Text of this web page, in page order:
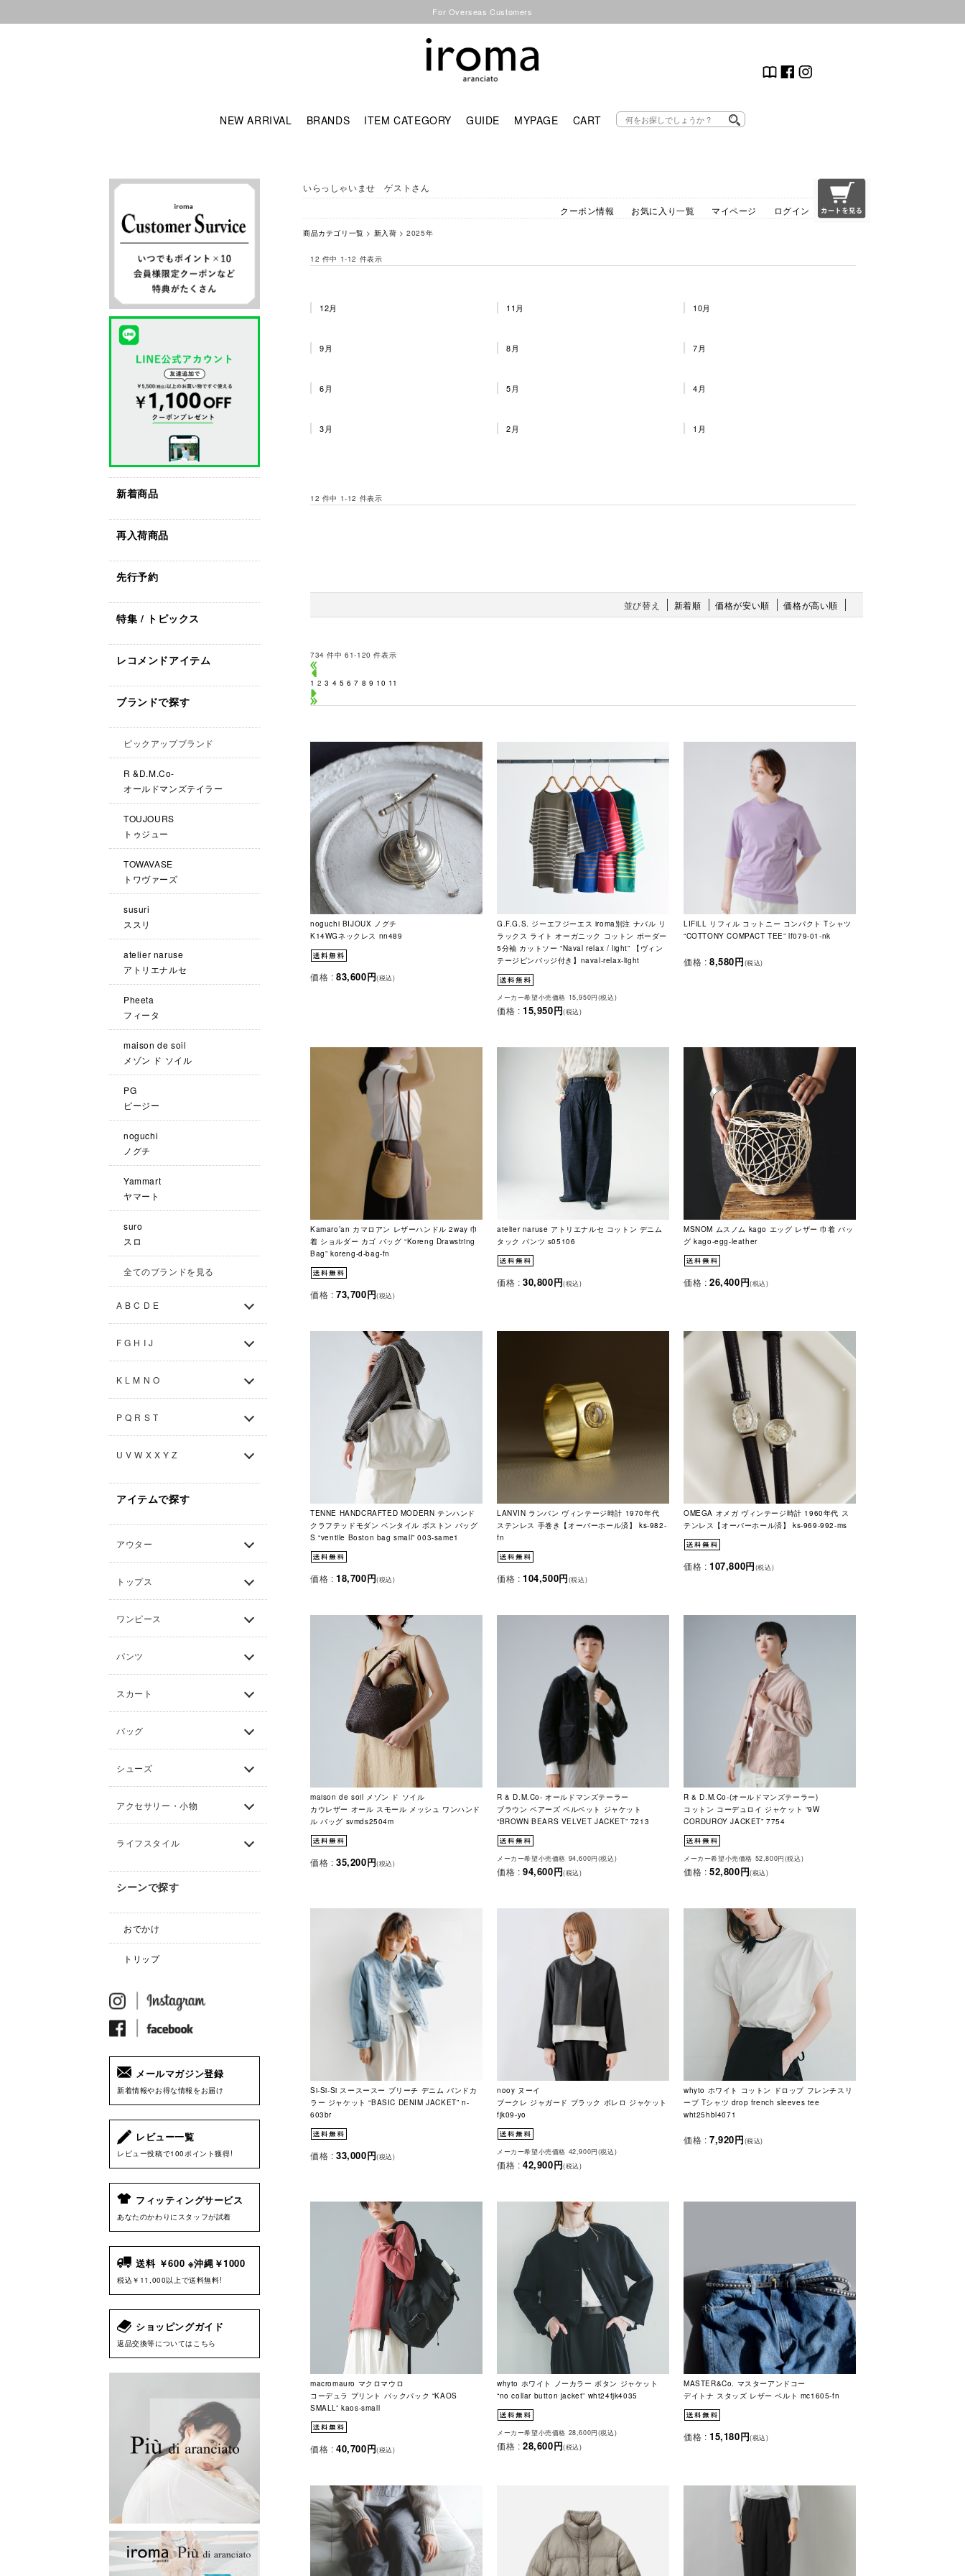
For Overseas Customers
NEW ARRIVAL BRANDS ITEM CATEGORY GUIDE MYPAGE CART
新着商品
再入荷商品
先行予約
特集 / トピックス
レコメンドアイテム
ブランドで探す
ピックアップブランド
R &D.M.Co-
オールドマンズテイラー
TOUJOURS
トゥジュー
TOWAVASE
トワヴァーズ
susuri
ススリ
atelier naruse
アトリエナルセ
Pheeta
フィータ
maison de soil
メゾン ド ソイル
PG
ピージー
noguchi
ノグチ
Yammart
ヤマート
suro
スロ
全てのブランドを見る
A B C D E
F G H I J
K L M N O
P Q R S T
U V W X X Y Z
アイテムで探す
アウター
トップス
ワンピース
パンツ
スカート
バッグ
シューズ
アクセサリー・小物
ライフスタイル
シーンで探す
おでかけ
トリップ
メールマガジン登録
新着情報やお得な情報をお届け
レビュー一覧
レビュー投稿で100ポイント獲得!
フィッティングサービス
あなたのかわりにスタッフが試着
送料 ￥600 ※沖縄￥1000
税込￥11,000以上で送料無料!
ショッピングガイド
返品交換等についてはこちら
いらっしゃいませ ゲストさん
クーポン情報
お気に入り一覧 マイページ ログイン
商品カテゴリ一覧 > 新入荷 > 2025年
12 件中 1-12 件表示
12月 11月 10月
9月 8月 7月
6月 5月 4月
3月 2月 1月
12 件中 1-12 件表示
並び替え 新着順 価格が安い順 価格が高い順
734 件中 61-120 件表示
1 2 3 4 5 6 7 8 9 10 11
noguchi BIJOUX ノグチ
K14WGネックレス nn489
価格 : 83,600円(税込)
G.F.G.S. ジーエフジーエス iroma別注 ナバル リ
ラックス ライト オーガニック コットン ボーダー
5分袖 カットソー “Naval relax / light” 【ヴィン
テージピンバッジ付き】naval-relax-light
メーカー希望小売価格 15,950円(税込)
価格 : 15,950円(税込)
LIFiLL リフィル コットニー コンパクト Tシャツ
“COTTONY COMPACT TEE” lf079-01-nk
価格 : 8,580円(税込)
Kamaro’an カマロアン レザーハンドル 2way 巾
着 ショルダー カゴ バッグ “Koreng Drawstring
Bag” koreng-d-bag-fn
価格 : 73,700円(税込)
atelier naruse アトリエナルセ コットン デニム
タック パンツ s05106
価格 : 30,800円(税込)
MSNOM ムスノム kago エッグ レザー 巾着 バッ
グ kago-egg-leather
価格 : 26,400円(税込)
TENNE HANDCRAFTED MODERN テンハンド
クラフテッドモダン ベンタイル ボストン バッグ
S “ventile Boston bag small” 003-same1
価格 : 18,700円(税込)
LANVIN ランバン ヴィンテージ時計 1970年代
ステンレス 手巻き【オーバーホール済】 ks-982-
fn
価格 : 104,500円(税込)
OMEGA オメガ ヴィンテージ時計 1960年代 ス
テンレス【オーバーホール済】 ks-969-992-ms
価格 : 107,800円(税込)
maison de soil メゾン ド ソイル
カウレザー オール スモール メッシュ ワンハンド
ル バッグ svmds2504m
価格 : 35,200円(税込)
R & D.M.Co- オールドマンズテーラー
ブラウン ベアーズ ベルベット ジャケット
“BROWN BEARS VELVET JACKET” 7213
メーカー希望小売価格 94,600円(税込)
価格 : 94,600円(税込)
R & D.M.Co-(オールドマンズテーラー)
コットン コーデュロイ ジャケット “9W
CORDUROY JACKET” 7754
メーカー希望小売価格 52,800円(税込)
価格 : 52,800円(税込)
Si-Si-Si スースースー ブリーチ デニム バンドカ
ラー ジャケット “BASIC DENIM JACKET” n-
603br
価格 : 33,000円(税込)
nooy ヌーイ
ブークレ ジャガード ブラック ボレロ ジャケット
fjk09-yo
メーカー希望小売価格 42,900円(税込)
価格 : 42,900円(税込)
whyto ホワイト コットン ドロップ フレンチスリ
ーブ Tシャツ drop french sleeves tee
wht25hbl4071
価格 : 7,920円(税込)
macromauro マクロマウロ
コーデュラ プリント バックパック “KAOS
SMALL” kaos-small
価格 : 40,700円(税込)
whyto ホワイト ノーカラー ボタン ジャケット
“no collar button jacket” wht24fjk4035
メーカー希望小売価格 28,600円(税込)
価格 : 28,600円(税込)
MASTER&Co. マスターアンドコー
デイトナ スタッズ レザー ベルト mc1605-fn
価格 : 15,180円(税込)